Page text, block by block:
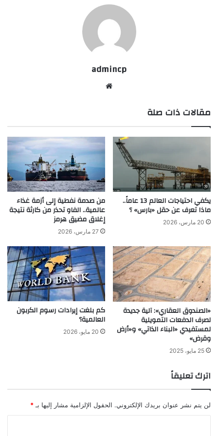
admincp
مقالات ذات صلة
يكفي احتياجات العالم 13 عاماً..
ماذا تعرف عن حقل «بارس» ؟
20 مارس، 2026
من صدمة نفطية إلى أزمة غذاء
عالمية.. الفاو تحذر من كارثة نتيجة
إغلاق مضيق هرمز
27 مارس، 2026
«الصندوق العقاري»: آلية جديدة
لصرف الدفعات التمويلية
لمستفيدي «البناء الذاتي» و«أرض
وقرض»
25 مايو، 2025
كم بلغت إيرادات رسوم الكربون
العالمية؟
20 مايو، 2026
اترك تعليقاً
لن يتم نشر عنوان بريدك الإلكتروني. الحقول الإلزامية مشار إليها بـ *